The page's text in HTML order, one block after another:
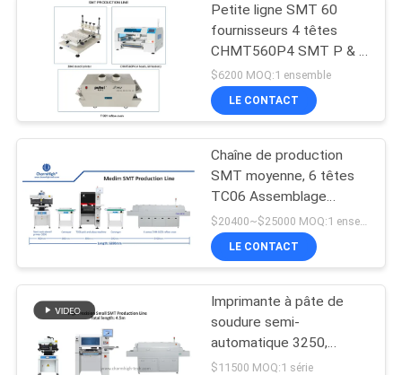
CONTACTEZ-
NOUS
NOUVELLES
SHOPPING
ON
LINE
CARTE
SITE
Four de ré-
écoulement de SMT
Conducteur de SMT
21
Petite ligne SMT 60
fournisseurs 4 têtes
CHMT560P4 SMT P & P
machine / four de reflux
T961 / imprimante de
pâte de soudure 3040
$6200 MOQ:1 ensemble
LE CONTACT
Chaîne de production
SMT moyenne, 6 têtes
TC06 Assemblage
complet de circuits
imprimés Fabrication de
cartes électroniques
$20400~$25000 MOQ:1 ensemble
LE CONTACT
Imprimante à pâte de
soudure semi-
automatique 3250,
machine à placer des
$11500 MOQ:1 série